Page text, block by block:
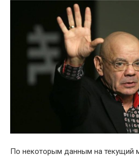
По некоторым данным на текущий